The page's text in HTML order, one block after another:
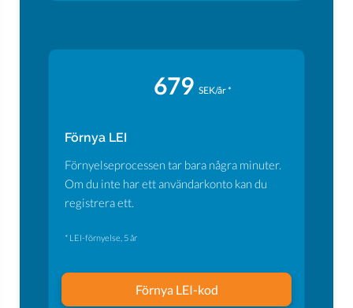
679 SEK/år *
Förnya LEI
Förnyelseprocessen tar bara några minuter.
Om du inte har ett användarkonto kan du
registrera ett.
* LEI-förnyelse, 5 år
Förnya LEI-kod